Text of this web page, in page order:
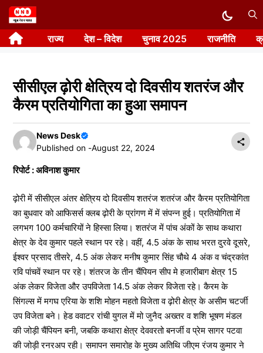
Skip
to
content राज्य देश – विदेश चुनाव 2025 राजनीति
सीसीएल ढ़ोरी क्षेत्रिय दो दिवसीय शतरंज और
कैरम प्रतियोगिता का हुआ समापन
News Desk
Published on -August 22, 2024
रिपोर्ट : अविनाश कुमार
ढ़ोरी में सीसीएल अंतर क्षेत्रिय दो दिवसीय शतरंज शतरंज और कैरम प्रतियोगिता
का बुधवार को आफिसर्स क्लब ढ़ोरी के प्रांगण में में संपन्न हुई। प्रतियोगिता में
लगभग 100 कर्मचारियों ने हिस्सा लिया। शतरंज में पांच अंकों के साथ कथारा
क्षेत्र के देव कुमार पहले स्थान पर रहे। वहीं, 4.5 अंक के साथ भरत दुरवे दूसरे,
ईश्वर प्रसाद तीसरे, 4.5 अंक लेकर मनीष कुमार सिंह चौथे 4 अंक व चंद्रकांत
रवि पांचवें स्थान पर रहे। शंतरज के तीन चैंपियन सीप मे हजारीबाग क्षेत्र 15
अंक लेकर विजेता और उपविजेता 14.5 अंक लेकर विजेता रहे। कैरम के
सिंगल्स में मगघ एरिया के शशि मोहन महतो विजेता व ढ़ोरी क्षेत्र के असीम चटर्जी
उप विजेता बने। हेड ववाटर रांची युगल में मो जुनैद अख्तर व शशि भूषण मंडल
की जोड़ी चैंपियन बनी, जबकि कथारा क्षेत्र देववरतो बनर्जी व प्रेम सागर पटवा
की जोड़ी रनरअप रही। समापन समारोह के मुख्य अतिथि जीएम रंजय कुमार ने